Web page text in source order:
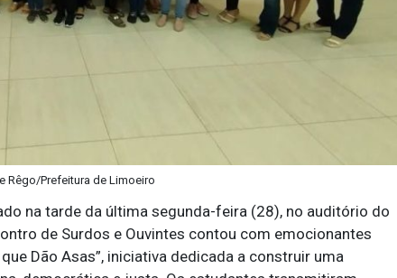
Rêgo/Prefeitura de Limoeiro
na tarde da última segunda-feira (28), no auditório do
de Surdos e Ouvintes contou com emocionantes
Dão Asas”, iniciativa dedicada a construir uma